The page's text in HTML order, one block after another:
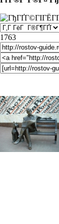
1763